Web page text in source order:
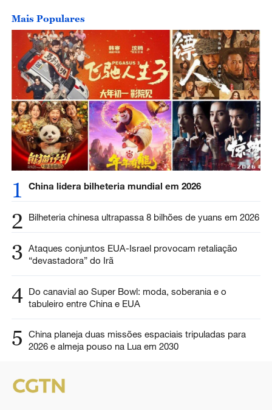
Mais Populares
1 China lidera bilheteria mundial em 2026
2 Bilheteria chinesa ultrapassa 8 bilhões de yuans em 2026
3 Ataques conjuntos EUA-Israel provocam retaliação
“devastadora” do Irã
4 Do canavial ao Super Bowl: moda, soberania e o
tabuleiro entre China e EUA
5
China planeja duas missões espaciais tripuladas para
2026 e almeja pouso na Lua em 2030